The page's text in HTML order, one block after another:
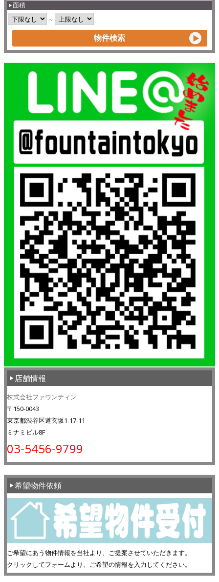
面積
～
店舗情報
株式会社ファウンティン
〒150-0043
東京都渋谷区道玄坂1-17-11
ミナミビル8F
03-5456-9799
希望物件依頼
ご希望にあう物件情報を当社より、ご提案させていただきます。
クリックしてフォームより、ご希望の情報を入力してください。